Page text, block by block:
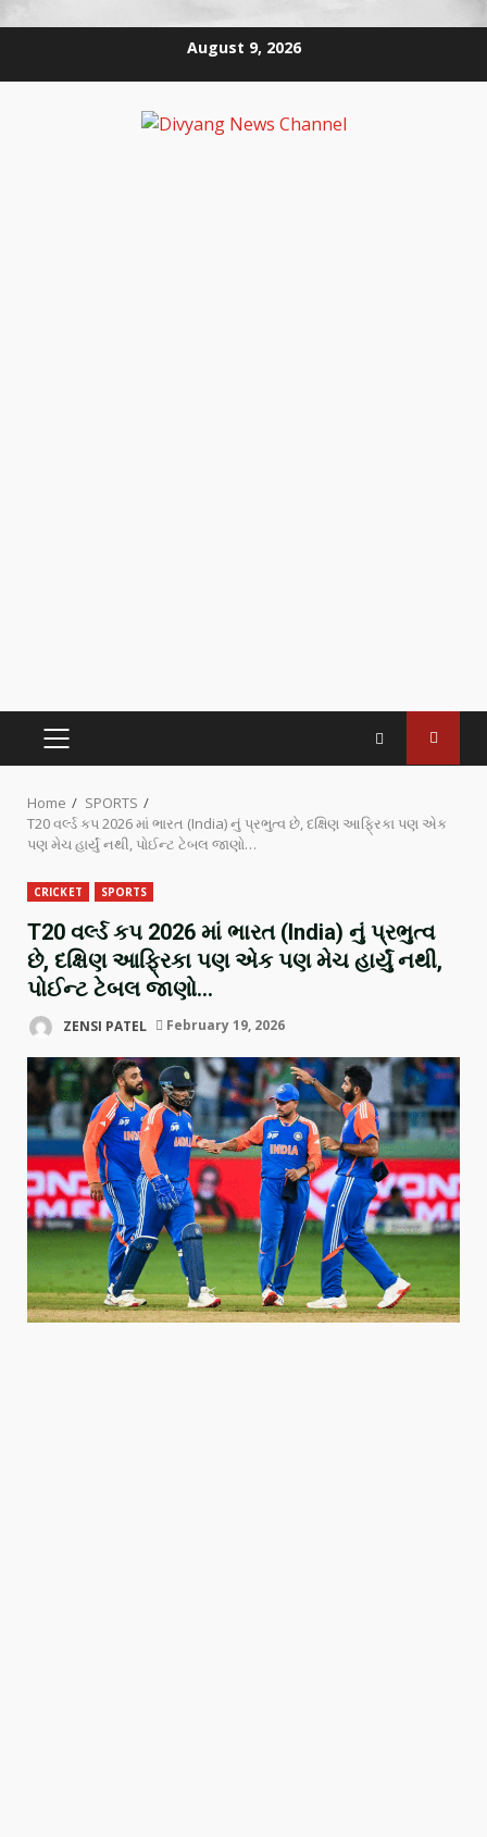
August 9, 2026
Home
SPORTS
T20 વર્લ્ડ કપ 2026 માં ભારત (India) નું પ્રભુત્વ છે, દક્ષિણ આફ્રિકા પણ એક
પણ મેચ હાર્યું નથી, પોઈન્ટ ટેબલ જાણો…
CRICKET SPORTS
T20 વર્લ્ડ કપ 2026 માં ભારત (India) નું પ્રભુત્વ
છે, દક્ષિણ આફ્રિકા પણ એક પણ મેચ હાર્યું નથી,
પોઈન્ટ ટેબલ જાણો…
ZENSI PATEL February 19, 2026